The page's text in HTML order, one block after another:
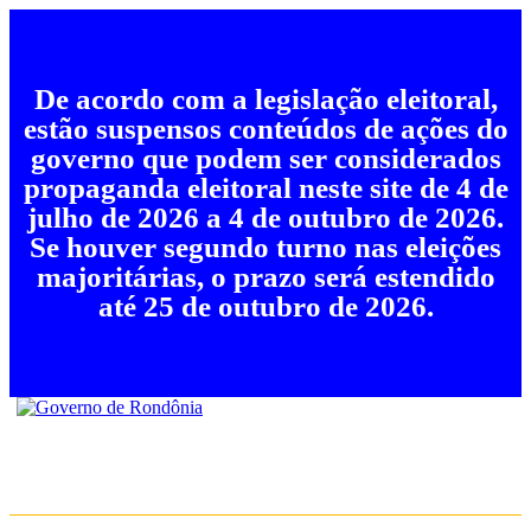
De acordo com a legislação eleitoral,
estão suspensos conteúdos de ações do
governo que podem ser considerados
propaganda eleitoral neste site de 4 de
julho de 2026 a 4 de outubro de 2026.
Se houver segundo turno nas eleições
majoritárias, o prazo será estendido
até 25 de outubro de 2026.